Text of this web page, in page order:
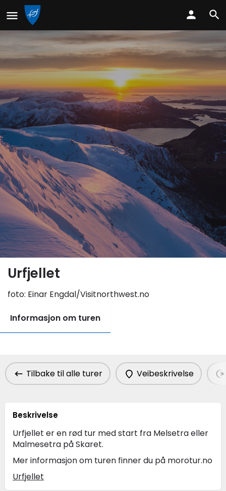
Urfjellet
foto: Einar Engdal/Visitnorthwest.no
Informasjon om turen
Tilbake til alle turer Veibeskrivelse
Beskrivelse
Urfjellet er en rød tur med start fra Melsetra eller
Malmesetra på Skaret.
Mer informasjon om turen finner du på morotur.no
Urfjellet